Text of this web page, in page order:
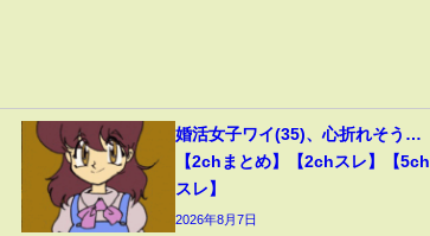
婚活女子ワイ(35)、心折れそう…
【2chまとめ】【2chスレ】【5ch
スレ】
2026年8月7日